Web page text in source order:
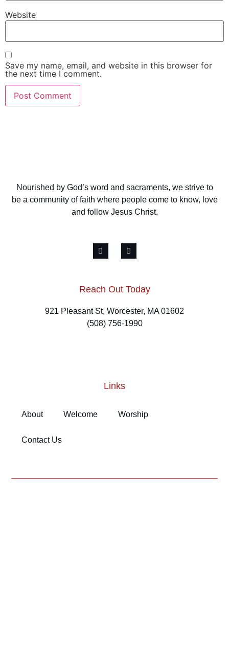
Website
Save my name, email, and website in this browser for
the next time I comment.
Nourished by God’s word and sacraments, we strive to
be a community of faith where people come to know, love
and follow Jesus Christ.
Reach Out Today
921 Pleasant St, Worcester, MA 01602
(508) 756-1990
Links
About Welcome Worship
Contact Us